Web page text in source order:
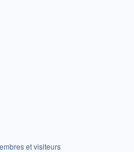
et visiteurs